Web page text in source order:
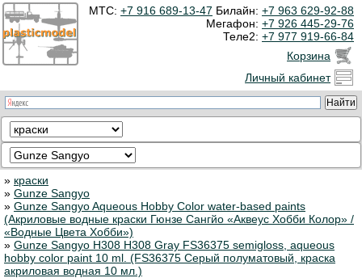
МТС: +7 916 689-13-47 Билайн: +7 963 629-92-88
Мегафон: +7 926 445-29-76
Теле2: +7 977 919-66-84
Корзина
Личный кабинет
» краски
» Gunze Sangyo
» Gunze Sangyo Aqueous Hobby Color water-based paints
(Акриловые водные краски Гюнзе Сангйо «Аквеус Хобби Колор» /
«Водные Цвета Хобби»)
» Gunze Sangyo H308 H308 Gray FS36375 semigloss, aqueous
hobby color paint 10 ml. (FS36375 Серый полуматовый, краска
акриловая водная 10 мл.)